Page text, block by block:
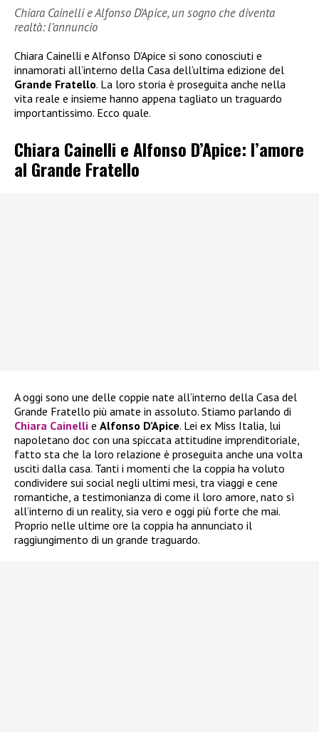
Chiara Cainelli e Alfonso D’Apice, un sogno che diventa
realtà: l’annuncio
Chiara Cainelli e Alfonso D’Apice si sono conosciuti e
innamorati all’interno della Casa dell’ultima edizione del
Grande Fratello. La loro storia è proseguita anche nella
vita reale e insieme hanno appena tagliato un traguardo
importantissimo. Ecco quale.
Chiara Cainelli e Alfonso D’Apice: l’amore
al Grande Fratello
A oggi sono une delle coppie nate all’interno della Casa del
Grande Fratello più amate in assoluto. Stiamo parlando di
Chiara Cainelli e Alfonso D’Apice. Lei ex Miss Italia, lui
napoletano doc con una spiccata attitudine imprenditoriale,
fatto sta che la loro relazione è proseguita anche una volta
usciti dalla casa. Tanti i momenti che la coppia ha voluto
condividere sui social negli ultimi mesi, tra viaggi e cene
romantiche, a testimonianza di come il loro amore, nato sì
all’interno di un reality, sia vero e oggi più forte che mai.
Proprio nelle ultime ore la coppia ha annunciato il
raggiungimento di un grande traguardo.